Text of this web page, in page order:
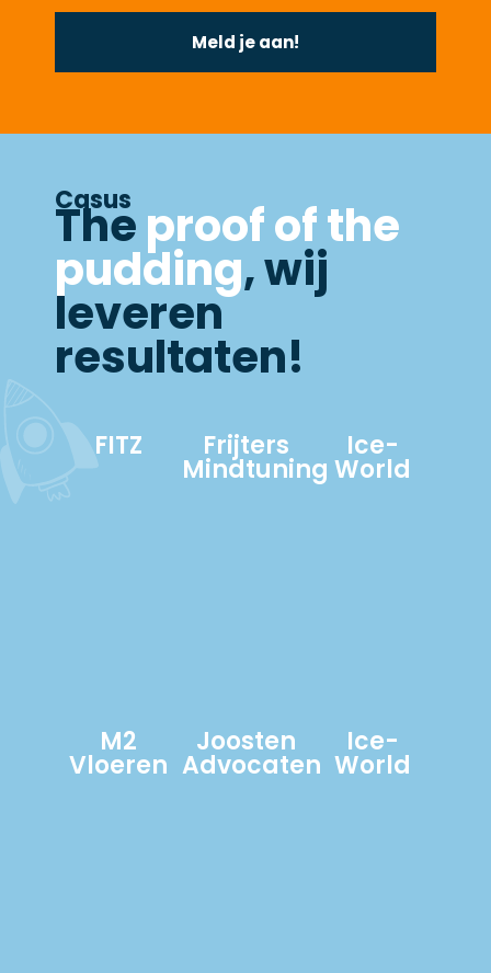
Meld je aan!
Casus
Theproof of the
pudding, wij
leveren
resultaten!
FITZ Frijters
Mindtuning
Ice-
World
M2
Vloeren
Joosten
Advocaten
Ice-
World